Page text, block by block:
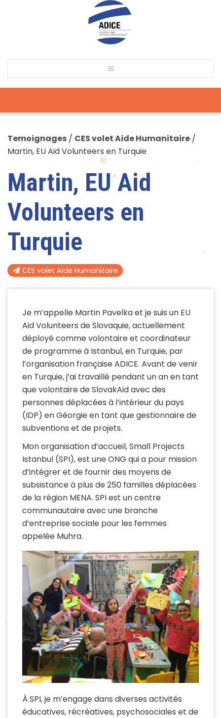
Temoignages / CES volet Aide Humanitaire /
Martin, EU Aid Volunteers en Turquie
Martin, EU Aid
Volunteers en
Turquie
CES volet Aide Humanitaire
Je m’appelle Martin Pavelka et je suis un EU
Aid Volunteers de Slovaquie, actuellement
déployé comme volontaire et coordinateur
de programme à Istanbul, en Turquie, par
l’organisation française ADICE. Avant de venir
en Turquie, j’ai travaillé pendant un an en tant
que volontaire de SlovakAid avec des
personnes déplacées à l’intérieur du pays
(IDP) en Géorgie en tant que gestionnaire de
subventions et de projets.
Mon organisation d’accueil, Small Projects
Istanbul (SPI), est une ONG qui a pour mission
d’intégrer et de fournir des moyens de
subsistance à plus de 250 familles déplacées
de la région MENA. SPI est un centre
communautaire avec une branche
d’entreprise sociale pour les femmes
appelée Muhra.
À SPI, je m’engage dans diverses activités
éducatives, récréatives, psychosociales et de